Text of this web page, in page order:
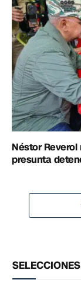
Néstor
presunta